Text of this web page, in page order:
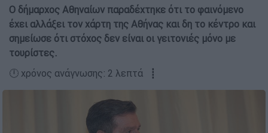
Ο δήμαρχος Αθηναίων παραδέχτηκε ότι το φαινόμενο
έχει αλλάξει τον χάρτη της Αθήνας και δη το κέντρο και
σημείωσε ότι στόχος δεν είναι οι γειτονιές μόνο με
τουρίστες.
🕛 χρόνος ανάγνωσης: 2 λεπτά ┋